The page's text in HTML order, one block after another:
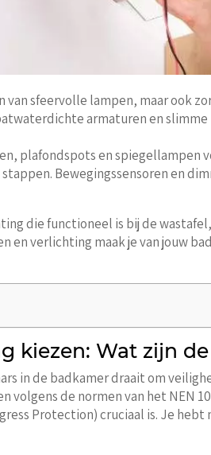
sfeervolle lampen, maar ook
armaturen en
plafondspots en spiegellampen
Bewegingssensoren en
die functioneel is bij de
en verlichting maak je van jouw
kiezen: Wat zijn
in de badkamer draait om
de normen van het NEN
Protection) cruciaal is. Je